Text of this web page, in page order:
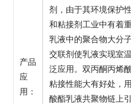
产品
应
用：
剂，由于其环境保护
和粘接剂工业中有着
乳液中的聚合物大分
交联剂使乳液实现室
泛应用。双丙酮丙烯
粘接性能大有好处，
酸酯乳液共聚物链上